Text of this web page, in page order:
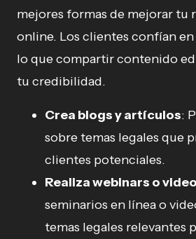
mejores formas de mejorar tu
online. Los clientes confían
lo que compartir contenido
tu credibilidad.
Crea blogs y artículos:
sobre temas legales que
clientes potenciales.
Realiza webinars o
seminarios en línea o
temas legales relevantes